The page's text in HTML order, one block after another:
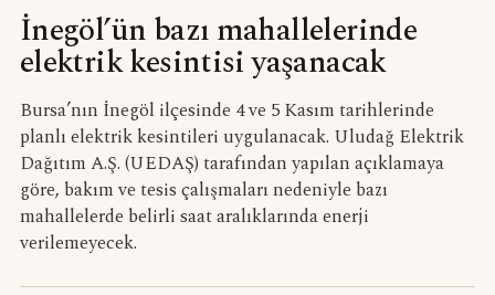
İnegöl’ün bazı mahallelerinde
elektrik kesintisi yaşanacak
Bursa’nın İnegöl ilçesinde 4 ve 5 Kasım tarihlerinde
planlı elektrik kesintileri uygulanacak. Uludağ Elektrik
Dağıtım A.Ş. (UEDAŞ) tarafından yapılan açıklamaya
göre, bakım ve tesis çalışmaları nedeniyle bazı
mahallelerde belirli saat aralıklarında enerji
verilemeyecek.